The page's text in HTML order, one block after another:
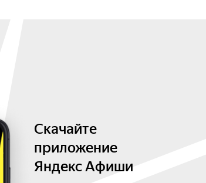
Скачайте
приложение
Яндекс Афиши